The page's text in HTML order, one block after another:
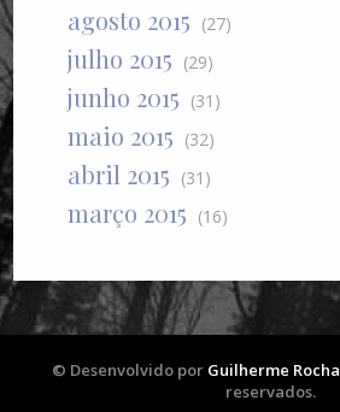
agosto 2015 (27)
julho 2015 (29)
junho 2015 (31)
maio 2015 (32)
abril 2015 (31)
março 2015 (16)
© Desenvolvido por Guilherme Rocha
reservados.